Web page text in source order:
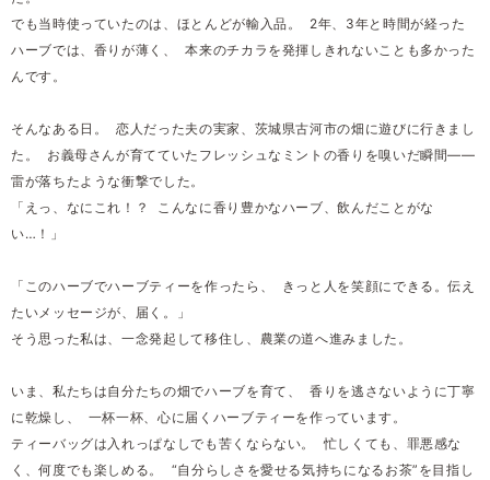
でも当時使っていたのは、ほとんどが輸入品。 2年、3年と時間が経った
ハーブでは、香りが薄く、 本来のチカラを発揮しきれないことも多かった
んです。
そんなある日。 恋人だった夫の実家、茨城県古河市の畑に遊びに行きまし
た。 お義母さんが育てていたフレッシュなミントの香りを嗅いだ瞬間――
雷が落ちたような衝撃でした。
「えっ、なにこれ！？ こんなに香り豊かなハーブ、飲んだことがな
い…！」
「このハーブでハーブティーを作ったら、 きっと人を笑顔にできる。伝え
たいメッセージが、届く。」
そう思った私は、一念発起して移住し、農業の道へ進みました。
いま、私たちは自分たちの畑でハーブを育て、 香りを逃さないように丁寧
に乾燥し、 一杯一杯、心に届くハーブティーを作っています。
ティーバッグは入れっぱなしでも苦くならない。 忙しくても、罪悪感な
く、何度でも楽しめる。 “自分らしさを愛せる気持ちになるお茶”を目指し